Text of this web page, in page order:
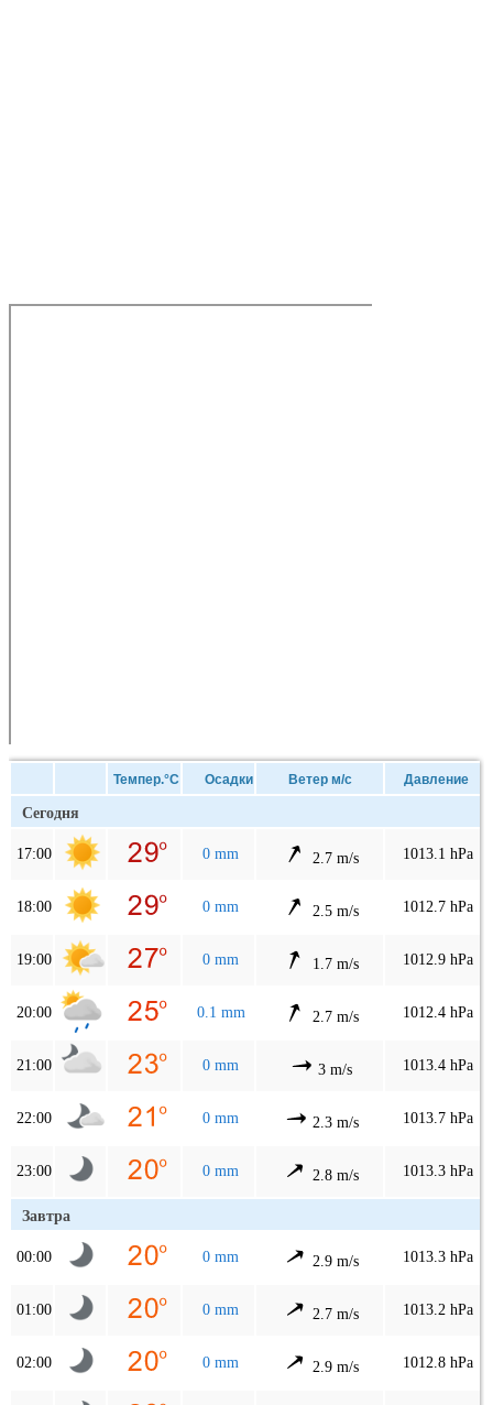
Темпер.°C Осадки Ветер м/с Давление
Сегодня
17:00 0 mm 2.7 m/s 1013.1 hPa
18:00 0 mm 2.5 m/s 1012.7 hPa
19:00 0 mm 1.7 m/s 1012.9 hPa
20:00 0.1 mm 2.7 m/s 1012.4 hPa
21:00 0 mm 3 m/s 1013.4 hPa
22:00 0 mm 2.3 m/s 1013.7 hPa
23:00 0 mm 2.8 m/s 1013.3 hPa
Завтра
00:00 0 mm 2.9 m/s 1013.3 hPa
01:00 0 mm 2.7 m/s 1013.2 hPa
02:00 0 mm 2.9 m/s 1012.8 hPa